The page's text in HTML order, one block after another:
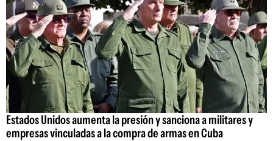
Estados Unidos aumenta la presión y sanciona a militares y
empresas vinculadas a la compra de armas en Cuba